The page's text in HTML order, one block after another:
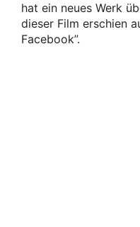
hat ein neues Werk
dieser Film erschien
Facebook”.